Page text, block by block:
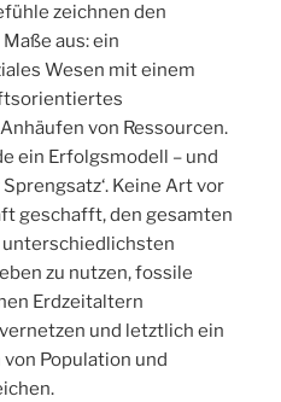
zeichnen den
aus: ein
Wesen mit einem
von Ressourcen.
ein Erfolgsmodell – und
Keine Art vor
geschafft, den gesamten
unterschiedlichsten
zu nutzen, fossile
Erdzeitaltern
und letztlich ein
Population und